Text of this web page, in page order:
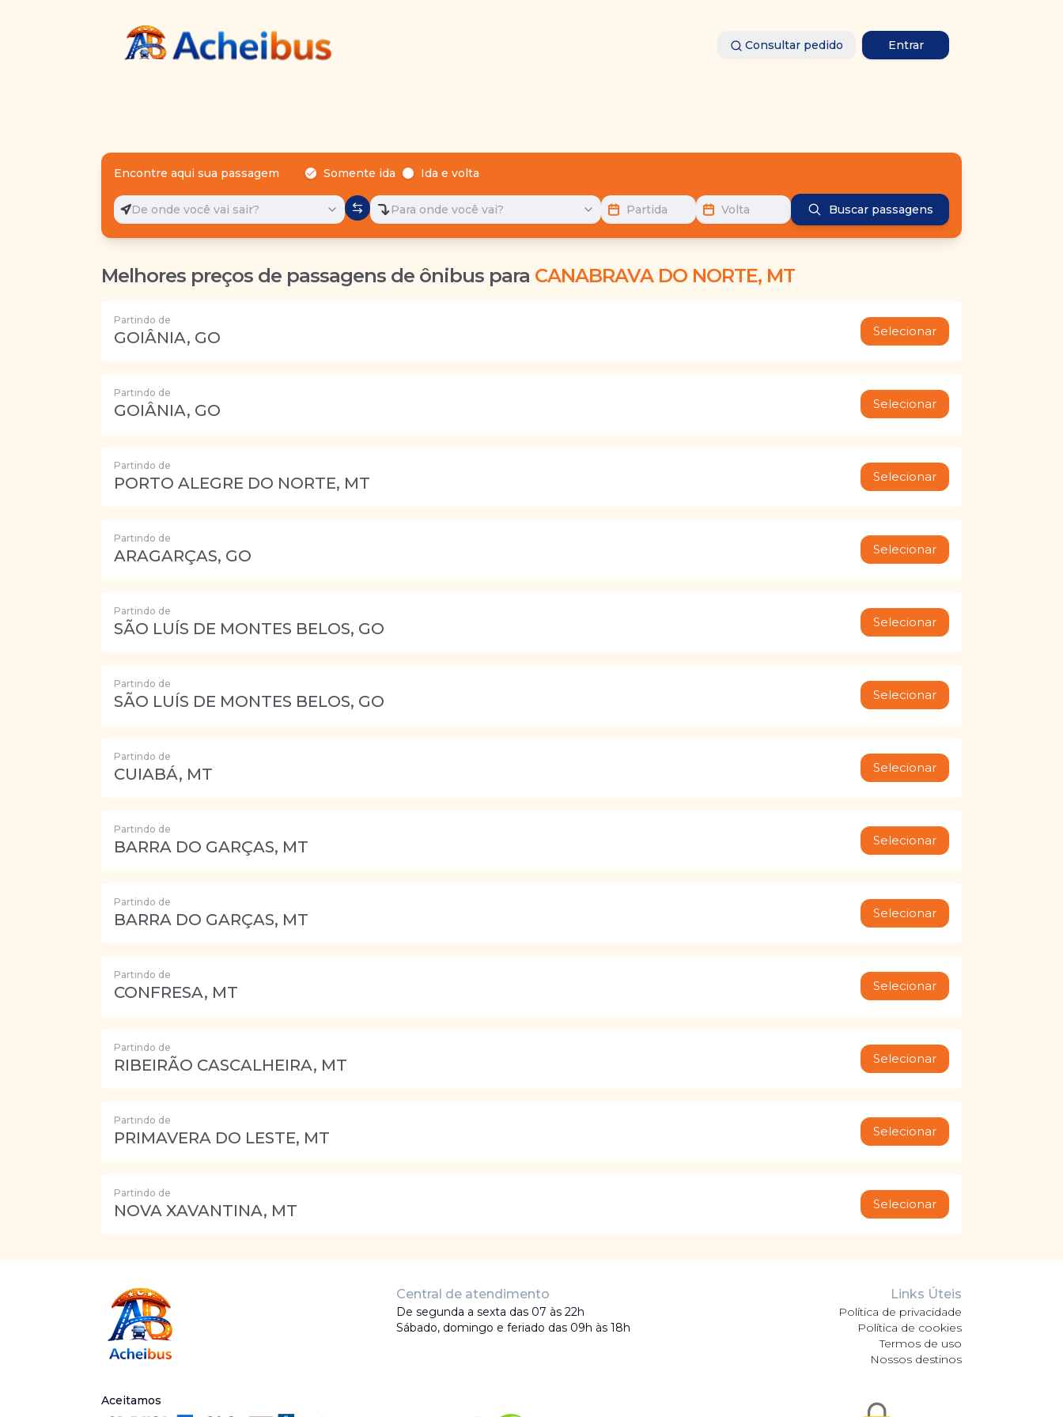
Consultar pedido Entrar
Encontre aqui sua passagem Somente ida Ida e volta
De onde você vai sair? Para onde você vai? Partida Volta Buscar passagens
Melhores preços de passagens de ônibus para CANABRAVA DO NORTE, MT
Partindo de
GOIÂNIA, GO Selecionar
Partindo de
GOIÂNIA, GO Selecionar
Partindo de
PORTO ALEGRE DO NORTE, MT Selecionar
Partindo de
ARAGARÇAS, GO Selecionar
Partindo de
SÃO LUÍS DE MONTES BELOS, GO Selecionar
Partindo de
SÃO LUÍS DE MONTES BELOS, GO Selecionar
Partindo de
CUIABÁ, MT Selecionar
Partindo de
BARRA DO GARÇAS, MT Selecionar
Partindo de
BARRA DO GARÇAS, MT Selecionar
Partindo de
CONFRESA, MT Selecionar
Partindo de
RIBEIRÃO CASCALHEIRA, MT Selecionar
Partindo de
PRIMAVERA DO LESTE, MT Selecionar
Partindo de
NOVA XAVANTINA, MT Selecionar
Central de atendimento
De segunda a sexta das 07 às 22h
Sábado, domingo e feriado das 09h às 18h
Links Úteis
Política de privacidade
Política de cookies
Termos de uso
Nossos destinos
Aceitamos